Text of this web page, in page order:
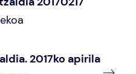
2017ko apirila